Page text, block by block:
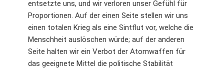
entsetzte uns, und wir verloren unser Gefühl für
Proportionen. Auf der einen Seite stellen wir uns
einen totalen Krieg als eine Sintflut vor, welche die
Menschheit auslöschen würde; auf der anderen
Seite halten wir ein Verbot der Atomwaffen für
das geeignete Mittel die politische Stabilität